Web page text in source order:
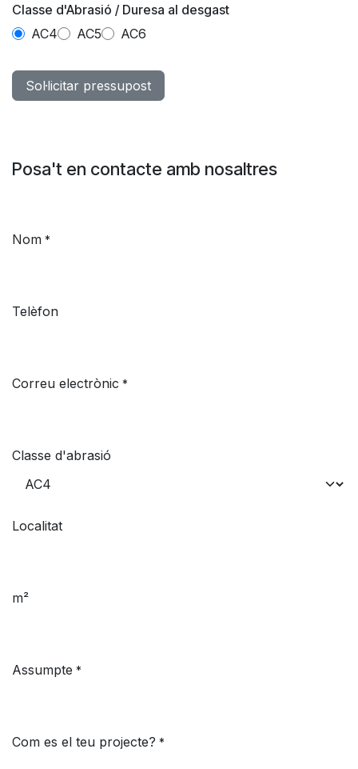
Classe d'Abrasió / Duresa al desgast
AC4
AC5 AC6
Sol·licitar pressupost
Posa't en contacte amb nosaltres
Nom *
Telèfon
Correu electrònic *
Classe d'abrasió
Localitat
m²
Assumpte *
Com es el teu projecte? *